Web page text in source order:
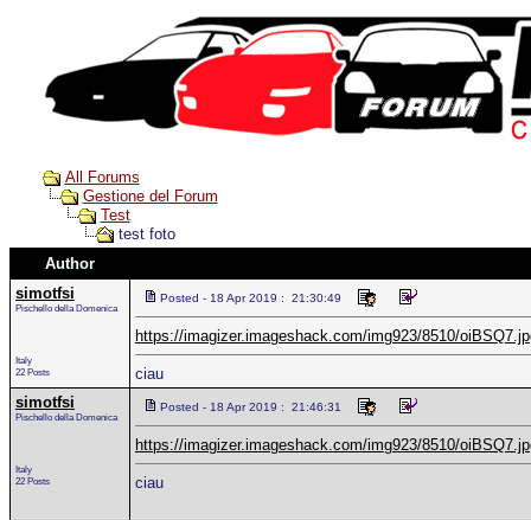
All Forums
Gestione del Forum
Test
test foto
Author
simotfsi
Pischello della Domenica
Italy
22 Posts
Posted - 18 Apr 2019 : 21:30:49
https://imagizer.imageshack.com/img923/8510/
ciau
simotfsi
Pischello della Domenica
Italy
22 Posts
Posted - 18 Apr 2019 : 21:46:31
https://imagizer.imageshack.com/img923/8510/
ciau